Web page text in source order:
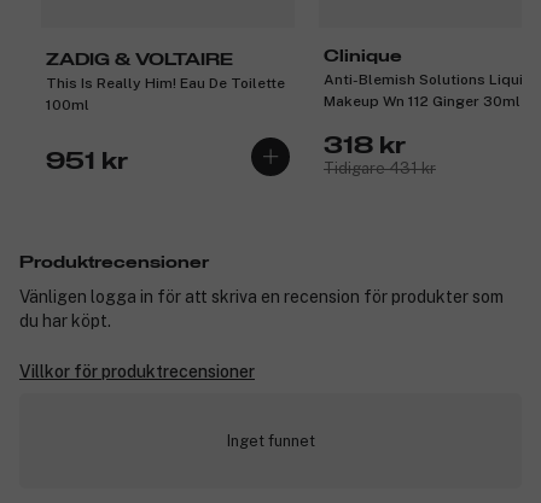
ZADIG & VOLTAIRE
This Is Really Him! Eau De Toilette
100ml
951 kr
Clinique
Anti-Blemish Solutions Liquid
Makeup Wn 112 Ginger 30ml
318 kr
Tidigare 431 kr
Produktrecensioner
Vänligen logga in för att skriva en recension för produkter som
du har köpt.
Villkor för produktrecensioner
Inget funnet